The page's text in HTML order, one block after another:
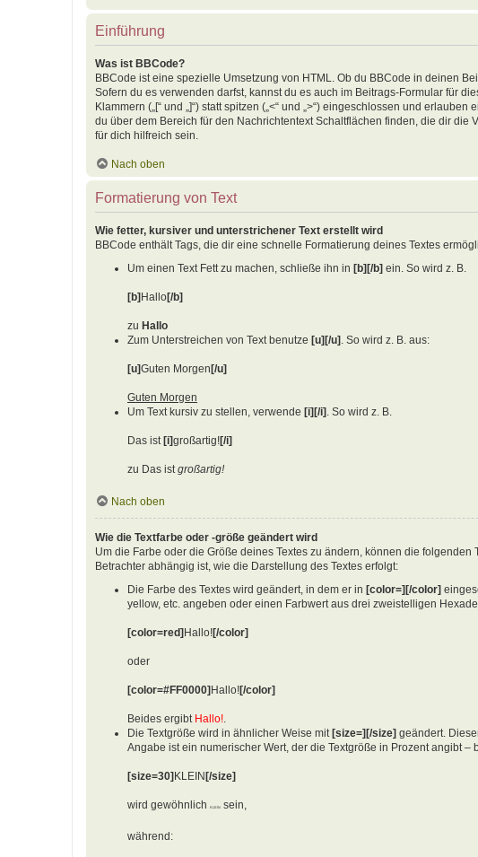
Einführung
Was ist BBCode?
BBCode ist eine spezielle Umsetzung von HTML. Ob du BBCode in deinen
Sofern du es verwenden darfst, kannst du es auch im Beitrags-Formular für
Klammern („[“ und „]“) statt spitzen („<“ und „>“) eingeschlossen und
du über dem Bereich für den Nachrichtentext Schaltflächen finden, die dir
für dich hilfreich sein.
Nach oben
Formatierung von Text
Wie fetter, kursiver und unterstrichener Text erstellt wird
BBCode enthält Tags, die dir eine schnelle Formatierung deines Textes
Um einen Text Fett zu machen, schließe ihn in [b][/b] ein. So wird z. B.
[b]Hallo[/b]
zu Hallo
Zum Unterstreichen von Text benutze [u][/u] . So wird z. B. aus:
[u]Guten Morgen[/u]
Guten Morgen
Um Text kursiv zu stellen, verwende [i][/i] . So wird z. B.
Das ist [i]großartig![/i]
zu Das ist großartig!
Nach oben
Wie die Textfarbe oder -größe geändert wird
Um die Farbe oder die Größe deines Textes zu ändern, können die
Betrachter abhängig ist, wie die Darstellung des Textes erfolgt:
Die Farbe des Textes wird geändert, in dem er in [color=][/color]
yellow, etc. angeben oder einen Farbwert aus drei zweistelligen
[color=red] Hallo![/color]
oder
[color=#FF0000] Hallo![/color]
Beides ergibt Hallo!.
Die Textgröße wird in ähnlicher Weise mit [size=][/size] geändert.
Angabe ist ein numerischer Wert, der die Textgröße in Prozent angibt
[size=30] KLEIN [/size]
wird gewöhnlich KLEIN sein,
während: